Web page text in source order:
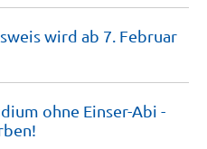
wird ab 7. Februar
ohne Einser-Abi -